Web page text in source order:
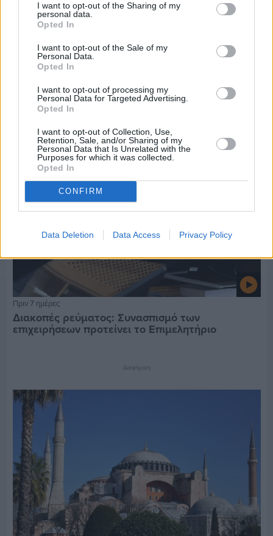
I want to opt-out of the Sharing of my
personal data.
Opted In
I want to opt-out of the Sale of my
Personal Data.
Opted In
I want to opt-out of processing my
Personal Data for Targeted Advertising.
Opted In
I want to opt-out of Collection, Use,
Retention, Sale, and/or Sharing of my
Personal Data that Is Unrelated with the
Purposes for which it was collected.
Opted In
CONFIRM
Data Deletion Data Access Privacy Policy
Πριν 7 ημέρες
Βαρβασίου
Πριν 7 ημέρες
Διακοπές ρεύματος: Συνασπισμό των
επιχειρήσεων προτείνει το Επιμελητήριο
Διαφήμιση